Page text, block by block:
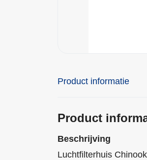
Product informatie
Product
Beschrijving
Luchtfilterhuis